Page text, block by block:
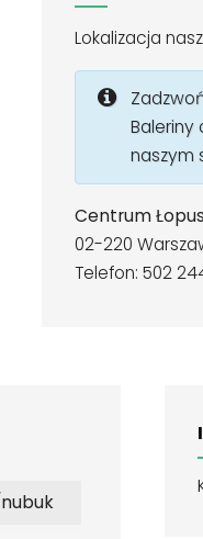
Lokalizacja
Baleriny
naszym
Centrum
02-220
Telefon: 502